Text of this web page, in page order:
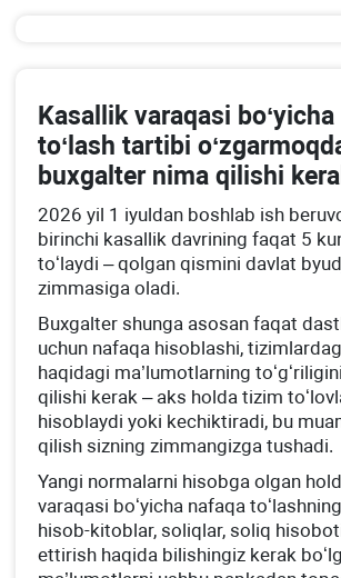
Kasallik varaqasi
toʻlash tartibi
buхgalter nima qilishi
2026 yil 1 iyuldan boshlab ish
birinchi kasallik davrining faqat 5
toʻlaydi – qolgan qismini davlat
zimmasiga oladi.
Buхgalter shunga asosan faqat
uchun nafaqa hisoblashi,
haqidagi ma’lumotlarning
qilishi kerak – aks holda tizim
hisoblaydi yoki kechiktiradi, bu
qilish sizning zimmangizga tushadi.
Yangi normalarni hisobga olgan
varaqasi boʻyicha nafaqa
hisob-kitoblar, soliqlar, soliq
ettirish haqida bilishingiz kerak